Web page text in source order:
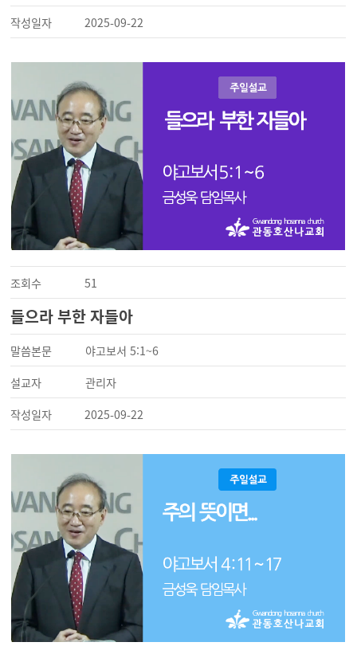
작성일자
2025-09-22
조회수 51
들으라 부한 자들아
말씀본문
야고보서 5:1~6
설교자
관리자
작성일자
2025-09-22